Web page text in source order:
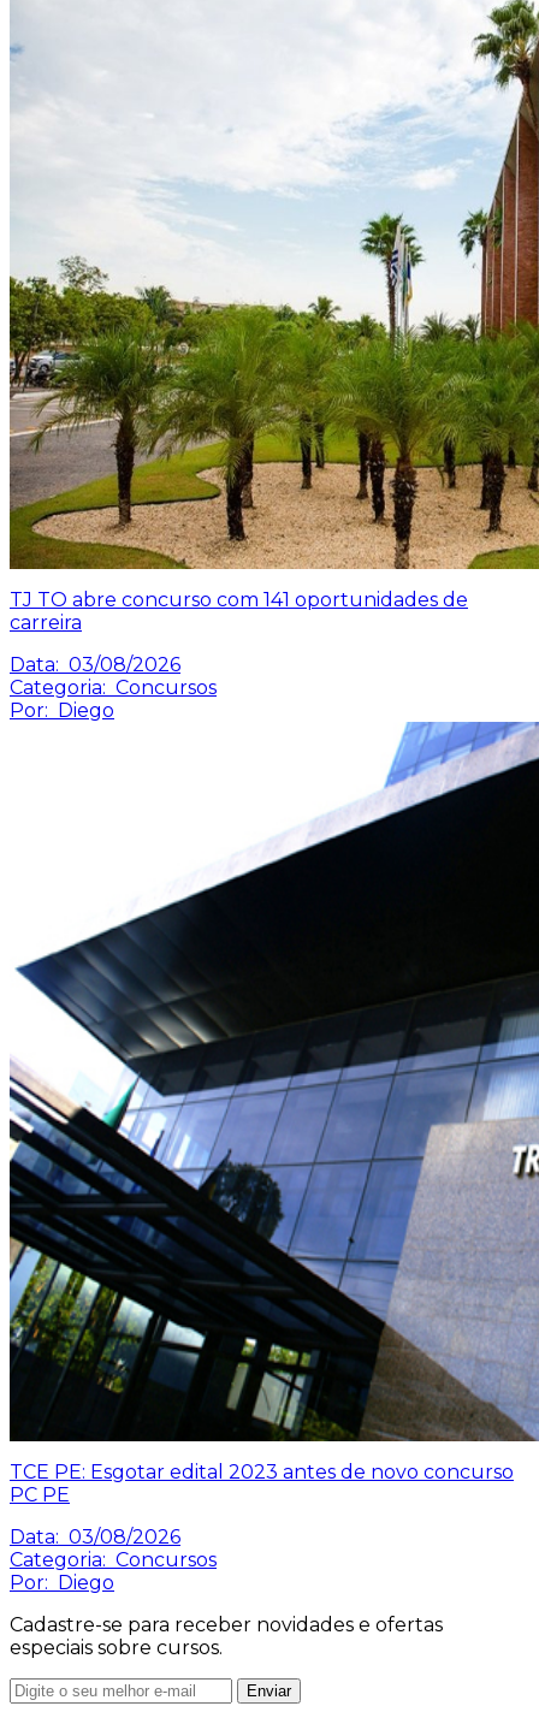
TJ TO abre concurso com 141 oportunidades de
carreira
Data: 03/08/2026
Categoria: Concursos
Por:
Diego
TCE PE: Esgotar edital 2023 antes de novo concurso
PC PE
Data: 03/08/2026
Categoria: Concursos
Por:
Diego
Cadastre-se para receber novidades e ofertas
especiais sobre cursos.
Enviar